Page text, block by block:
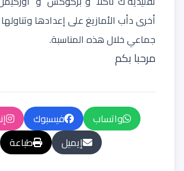
أخرى دأب الأمازيغ على إعدادها
جماعي خلال هذه المناسبة.
مرحبا بكم
واتساب فيسبوك
إيميل
طباعة